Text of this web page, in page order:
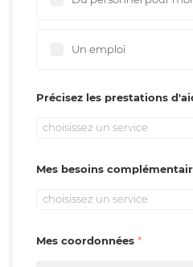
Un emploi
Précisez les prestations
choisissez un service
Mes besoins
choisissez un service
Mes coordonnées